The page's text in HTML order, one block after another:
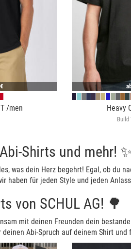
/men Heavy
Build
Shirts und mehr!
was dein Herz begehrt! Egal, ob du
haben für jeden Style und jeden
von SCHUL AG! 🌳
mit deinen Freunden dein
Abi-Spruch auf deinem Shirt